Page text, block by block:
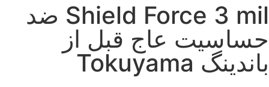
Shield Force 3 mil ضد
حساسیت عاج قبل از
باندینگ Tokuyama